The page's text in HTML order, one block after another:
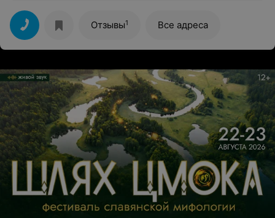
подается серьезный материал, грамматика. Большое
внимание уделяется идеальному произношению
звуков, построению фраз. Невозможно не заговорить
на иностранном языке в обществе
единомышленников! Приятно, когда с детками
подход к каждому ребенку и помогающие поверить в
свои силы. А проведение праздничных мероприятий
является отличным дополнением к обучению! Я вижу
результат и это самое лучшее доказательство, что
выбор сделан правильно! Спасибо Вам!До встречи в
новом учебном году!
Отзывы1 Все адреса